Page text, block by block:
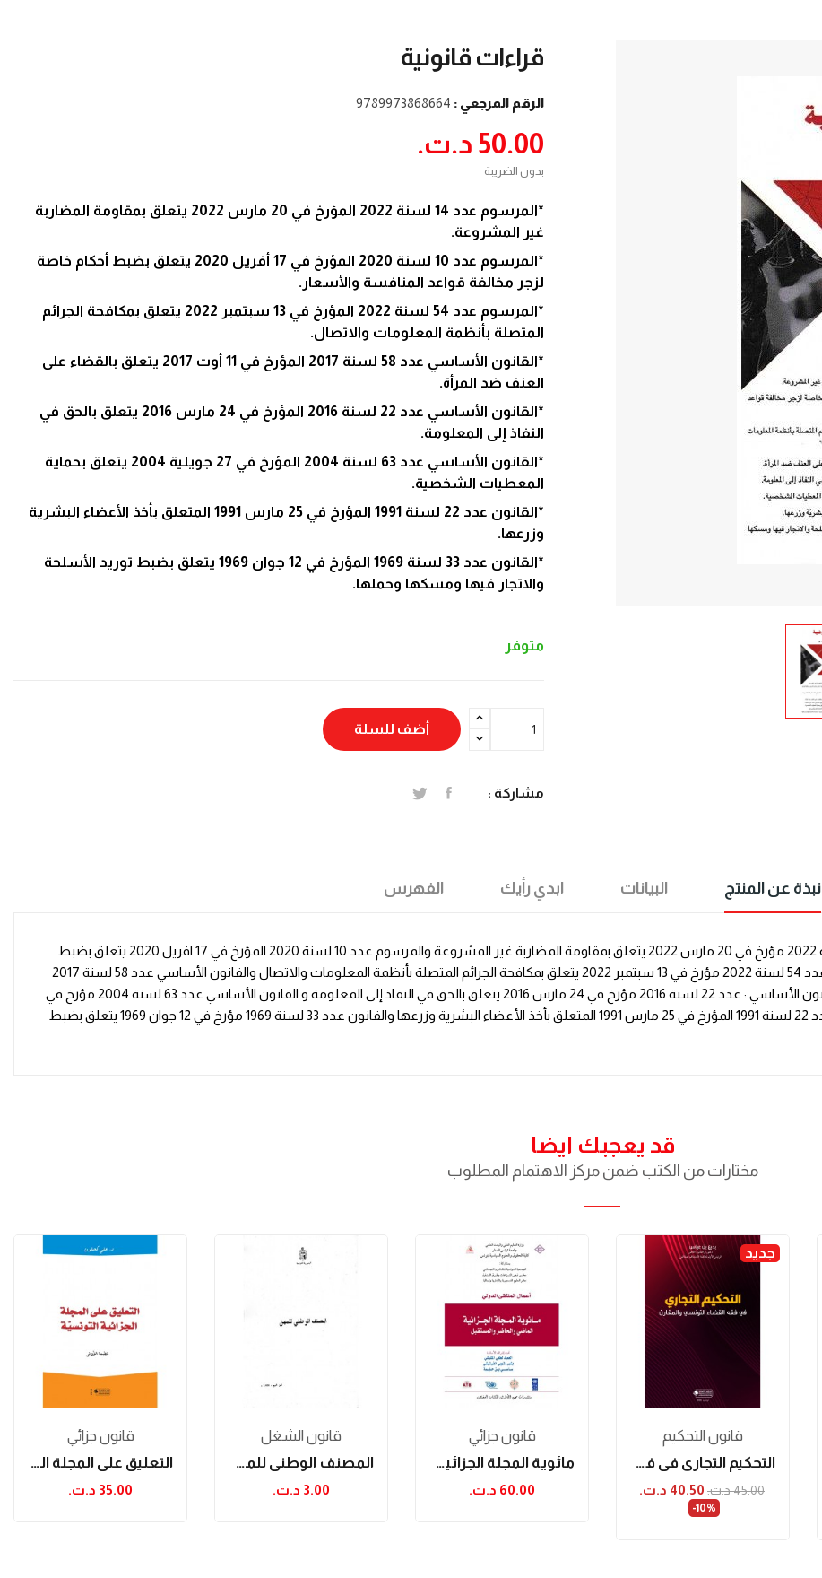
قراءات قانونية
الرقم المرجعي : 9789973868664
50.00 د.ت.‏
بدون الضريبة
*المرسوم عدد 14 لسنة 2022 المؤرخ في 20 مارس 2022 يتعلق بمقاومة المضاربة
غير المشروعة.
*المرسوم عدد 10 لسنة 2020 المؤرخ في 17 أفريل 2020 يتعلق بضبط أحكام خاصة
لزجر مخالفة قواعد المنافسة والأسعار.
*المرسوم عدد 54 لسنة 2022 المؤرخ في 13 سبتمبر 2022 يتعلق بمكافحة الجرائم
المتصلة بأنظمة المعلومات والاتصال.
*القانون الأساسي عدد 58 لسنة 2017 المؤرخ في 11 أوت 2017 يتعلق بالقضاء على
العنف ضد المرأة.
*القانون الأساسي عدد 22 لسنة 2016 المؤرخ في 24 مارس 2016 يتعلق بالحق في
النفاذ إلى المعلومة.
*القانون الأساسي عدد 63 لسنة 2004 المؤرخ في 27 جويلية 2004 يتعلق بحماية
المعطيات الشخصية.
*القانون عدد 22 لسنة 1991 المؤرخ في 25 مارس 1991 المتعلق بأخذ الأعضاء البشرية
وزرعها.
*القانون عدد 33 لسنة 1969 المؤرخ في 12 جوان 1969 يتعلق بضبط توريد الأسلحة
والاتجار فيها ومسكها وحملها.
متوفر
أضف للسلة
مشاركة :
نبذة عن المنتج البيانات ابدي رأيك الفهرس
يتناول هذا الكتاب قراءات قانونية لكل من المرسوم عدد 14 لسنة 2022 مؤرخ في 20 مارس 2022 يتعلق بمقاومة المضاربة غير المشروعة والمرسوم عدد 10 لسنة 2020 المؤرخ في 17 افريل 2020 يتعلق بضبط
أحكام خاصة لزجر مخالفة قواعد المنافسة والأسعار و المرسوم عدد 54 لسنة 2022 مؤرخ في 13 سبتمبر 2022 يتعلق بمكافحة الجرائم المتصلة بأنظمة المعلومات والاتصال والقانون الأساسي عدد 58 لسنة 2017
مؤرخ في 11 أوت 2017 يتعلق بالقضاء على العنف ضد المرأة والقانون الأساسي : عدد 22 لسنة 2016 مؤرخ في 24 مارس 2016 يتعلق بالحق في النفاذ إلى المعلومة و القانون الأساسي عدد 63 لسنة 2004 مؤرخ في
27 جويلية 2004 يتعلق بحماية المعطيات الشخصية و القانون عدد 22 لسنة 1991 المؤرخ في 25 مارس 1991 المتعلق بأخذ الأعضاء البشرية وزرعها والقانون عدد 33 لسنة 1969 مؤرخ في 12 جوان 1969 يتعلق بضبط
قد يعجبك ايضا
مختارات من الكتب ضمن مركز الاهتمام المطلوب
قانون جزائي
التعليق على المجلة الجزائية التونسية
35.00 د.ت.‏
قانون الشغل
المصنف الوطني للمهن
3.00 د.ت.‏
قانون جزائي
مائوية المجلة الجزائية (الماضي، الحاضر، المستقبل)
60.00 د.ت.‏
جديد
قانون التحكيم
التحكيم التجاري في فقه القضاء التونسي والمقارن
45.00 د.ت.‏ 40.50 د.ت.‏
‎-10%